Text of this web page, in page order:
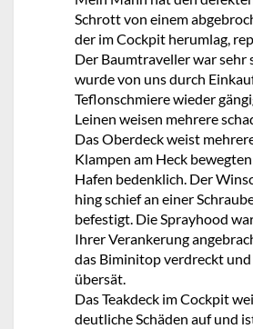
Schrott von einem
der im Cockpit herumlag,
Der Baumtraveller war sehr
wurde von uns durch
Teflonschmiere wieder
Leinen weisen mehrere
Das Oberdeck weist
Klampen am Heck
Hafen bedenklich. Der
hing schief an einer
befestigt. Die Sprayhood
Ihrer Verankerung
das Biminitop verdreckt
übersät.
Das Teakdeck im Cockpit
deutliche Schäden auf und